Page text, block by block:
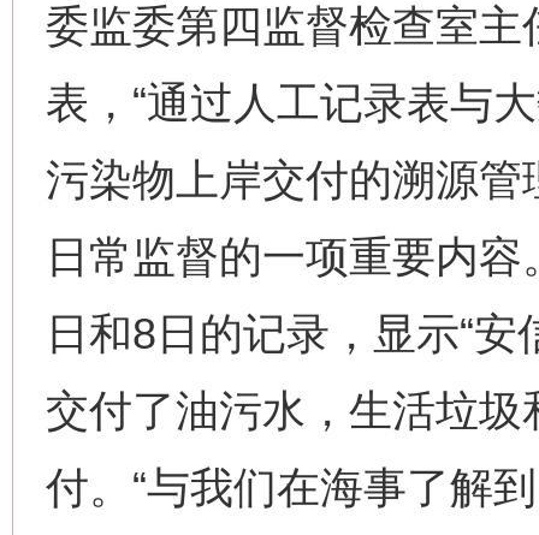
委监委第四监督检查室
表，“通过人工记录表与
污染物上岸交付的溯源
日常监督的一项重要内
日和8日的记录，显示“安
交付了油污水，生活垃
付。“与我们在海事了解